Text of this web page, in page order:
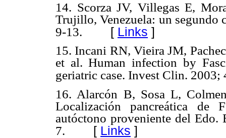
14. Scorza JV, Villegas E,
Trujillo, Venezuela: un segundo
9-13. [ Links ]
15. Incani RN, Vieira JM,
et al. Human infection by
geriatric case. Invest Clin. 2003;
16. Alarcón B, Sosa L,
Localización pancreática de
autóctono proveniente del Edo.
7. [ Links ]